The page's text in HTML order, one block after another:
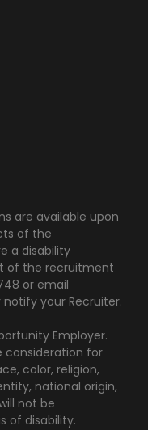
are available upon
of the
a disability
of the recruitment
or email
notify your Recruiter.
Employer.
consideration for
color, religion,
national origin,
not be
of disability.